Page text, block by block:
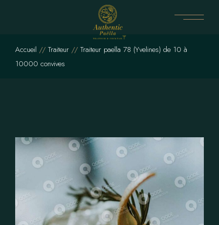
Accueil Traiteur
Traiteur paella 78 (Yvelines) de 10 à
10000 convives